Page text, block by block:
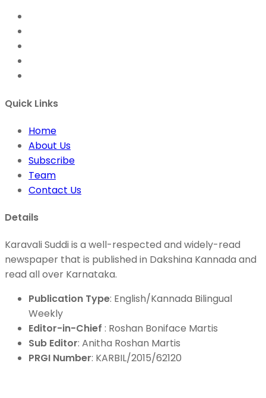
Quick Links
Home
About Us
Subscribe
Team
Contact Us
Details
Karavali Suddi is a well-respected and widely-read
newspaper that is published in Dakshina Kannada and
read all over Karnataka.
Publication Type: English/Kannada Bilingual
Weekly
Editor-in-Chief : Roshan Boniface Martis
Sub Editor: Anitha Roshan Martis
PRGI Number: KARBIL/2015/62120